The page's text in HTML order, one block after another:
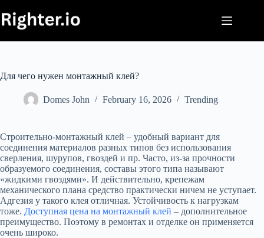
to
content
Для чего нужен монтажный клей?
Domes John February 16, 2026 Trending
Строительно-монтажный клей – удобный вариант для
соединения материалов разных типов без использования
сверления, шурупов, гвоздей и пр. Часто, из-за прочности
образуемого соединения, составы этого типа называют
«жидкими гвоздями». И действительно, крепежам
механического плана средство практически ничем не уступает.
Адгезия у такого клея отличная. Устойчивость к нагрузкам
тоже. Доступная цена на монтажный клей – дополнительное
преимущество. Поэтому в ремонтах и отделке он применяется
очень широко.